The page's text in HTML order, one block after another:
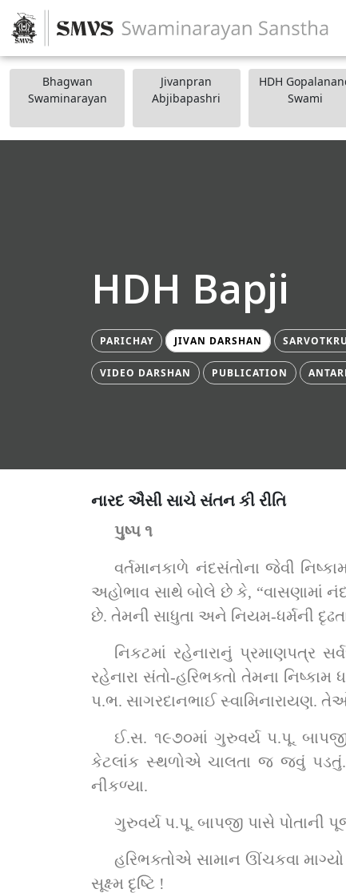
Bhagwan
Swaminarayan
Jivanpran
Abjibapashri
HDH
Swami
HDH Bapji
PARICHAY JIVAN DARSHAN
VIDEO DARSHAN PUBLICATION
નારદ ઐસી સાચે સંતન કી રીતિ
પુષ્પ ૧
વર્તમાનકાળે નંદસંતોના જેવી
અહોભાવ સાથે બોલે છે કે, “વાસણામાં નંદસંતોની
છે. તેમની સાધુતા અને નિયમ-ધર્મની
નિકટમાં રહેનારાનું પ્રમાણપત્ર
રહેનારા સંતો-હરિભક્તો તેમના
પ.ભ. સાગરદાનભાઈ સ્વામિનારાયણ.
ઈ.સ. ૧૯૭૦માં ગુરુવર્ય પ.પૂ. બાપજી
કેટલાંક સ્થળોએ ચાલતા જ જવું પડતું.
નીકળ્યા.
ગુરુવર્ય પ.પૂ. બાપજી પાસે પોતાની
હરિભક્તોએ સામાન ઊંચકવા
સૂક્ષ્મ દૃષ્ટિ !